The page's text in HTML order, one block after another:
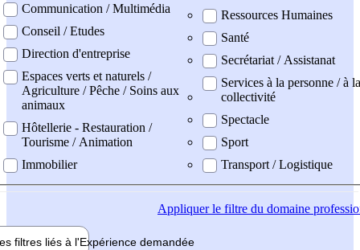
Communication / Multimédia
Conseil / Etudes
Direction d'entreprise
Espaces verts et naturels /
Agriculture / Pêche / Soins aux
animaux
Hôtellerie - Restauration /
Tourisme / Animation
Immobilier
Ressources Humaines
Santé
Secrétariat / Assistanat
Services à la personne / à la
collectivité
Spectacle
Sport
Transport / Logistique
Appliquerle filtre du domaine
filtres liés à l'Expérience demandée